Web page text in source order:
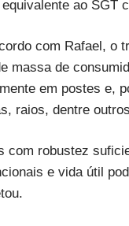
ao SGT
com Rafael, o
massa de
em postes e,
raios, dentre
com robustez
e vida útil